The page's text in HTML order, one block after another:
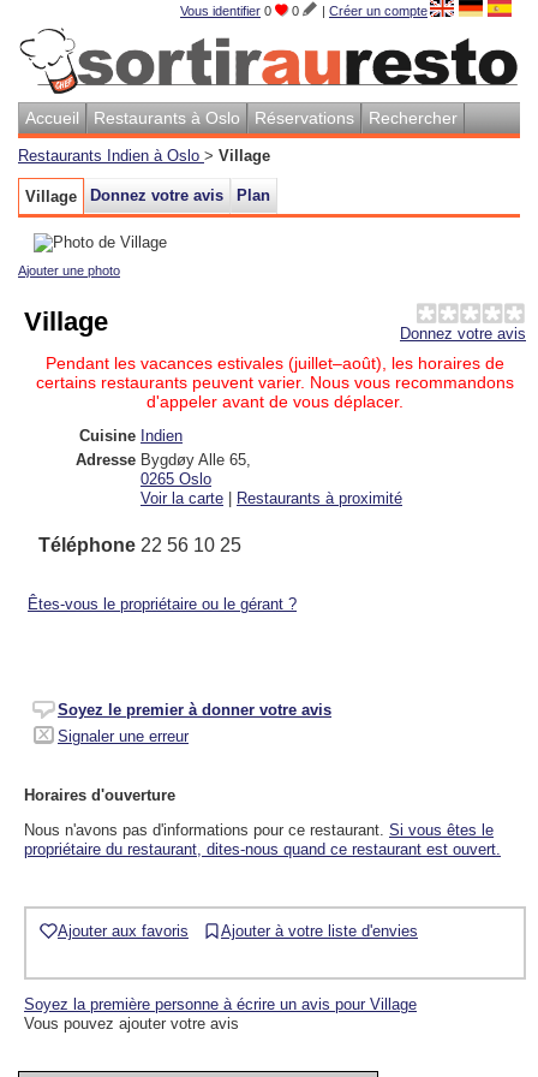
Vous identifier 0 0 | Créer un compte
Accueil Restaurants à Oslo Réservations Rechercher
Restaurants Indien à Oslo > Village
Village Donnez votre avis Plan
Ajouter une photo
Donnez votre avis
Village
Pendant les vacances estivales (juillet–août), les horaires de
certains restaurants peuvent varier. Nous vous recommandons
d'appeler avant de vous déplacer.
Cuisine Indien
Adresse Bygdøy Alle 65
0265 Oslo
Voir la carte
Restaurants à proximité
Téléphone 22 56 10 25
Êtes-vous le propriétaire ou le gérant ?
Soyez le premier à donner votre avis
Signaler une erreur
Horaires d'ouverture
Nous n'avons pas d'informations pour ce restaurant. Si vous êtes le
propriétaire du restaurant, dites-nous quand ce restaurant est ouvert.
Ajouter aux favoris Ajouter à votre liste d'envies
Soyez la première personne à écrire un avis pour Village
Vous pouvez ajouter votre avis